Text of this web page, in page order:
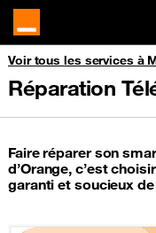
Voir tous les services à
Réparation
Faire réparer son
d’Orange, c’est
garanti et soucieux